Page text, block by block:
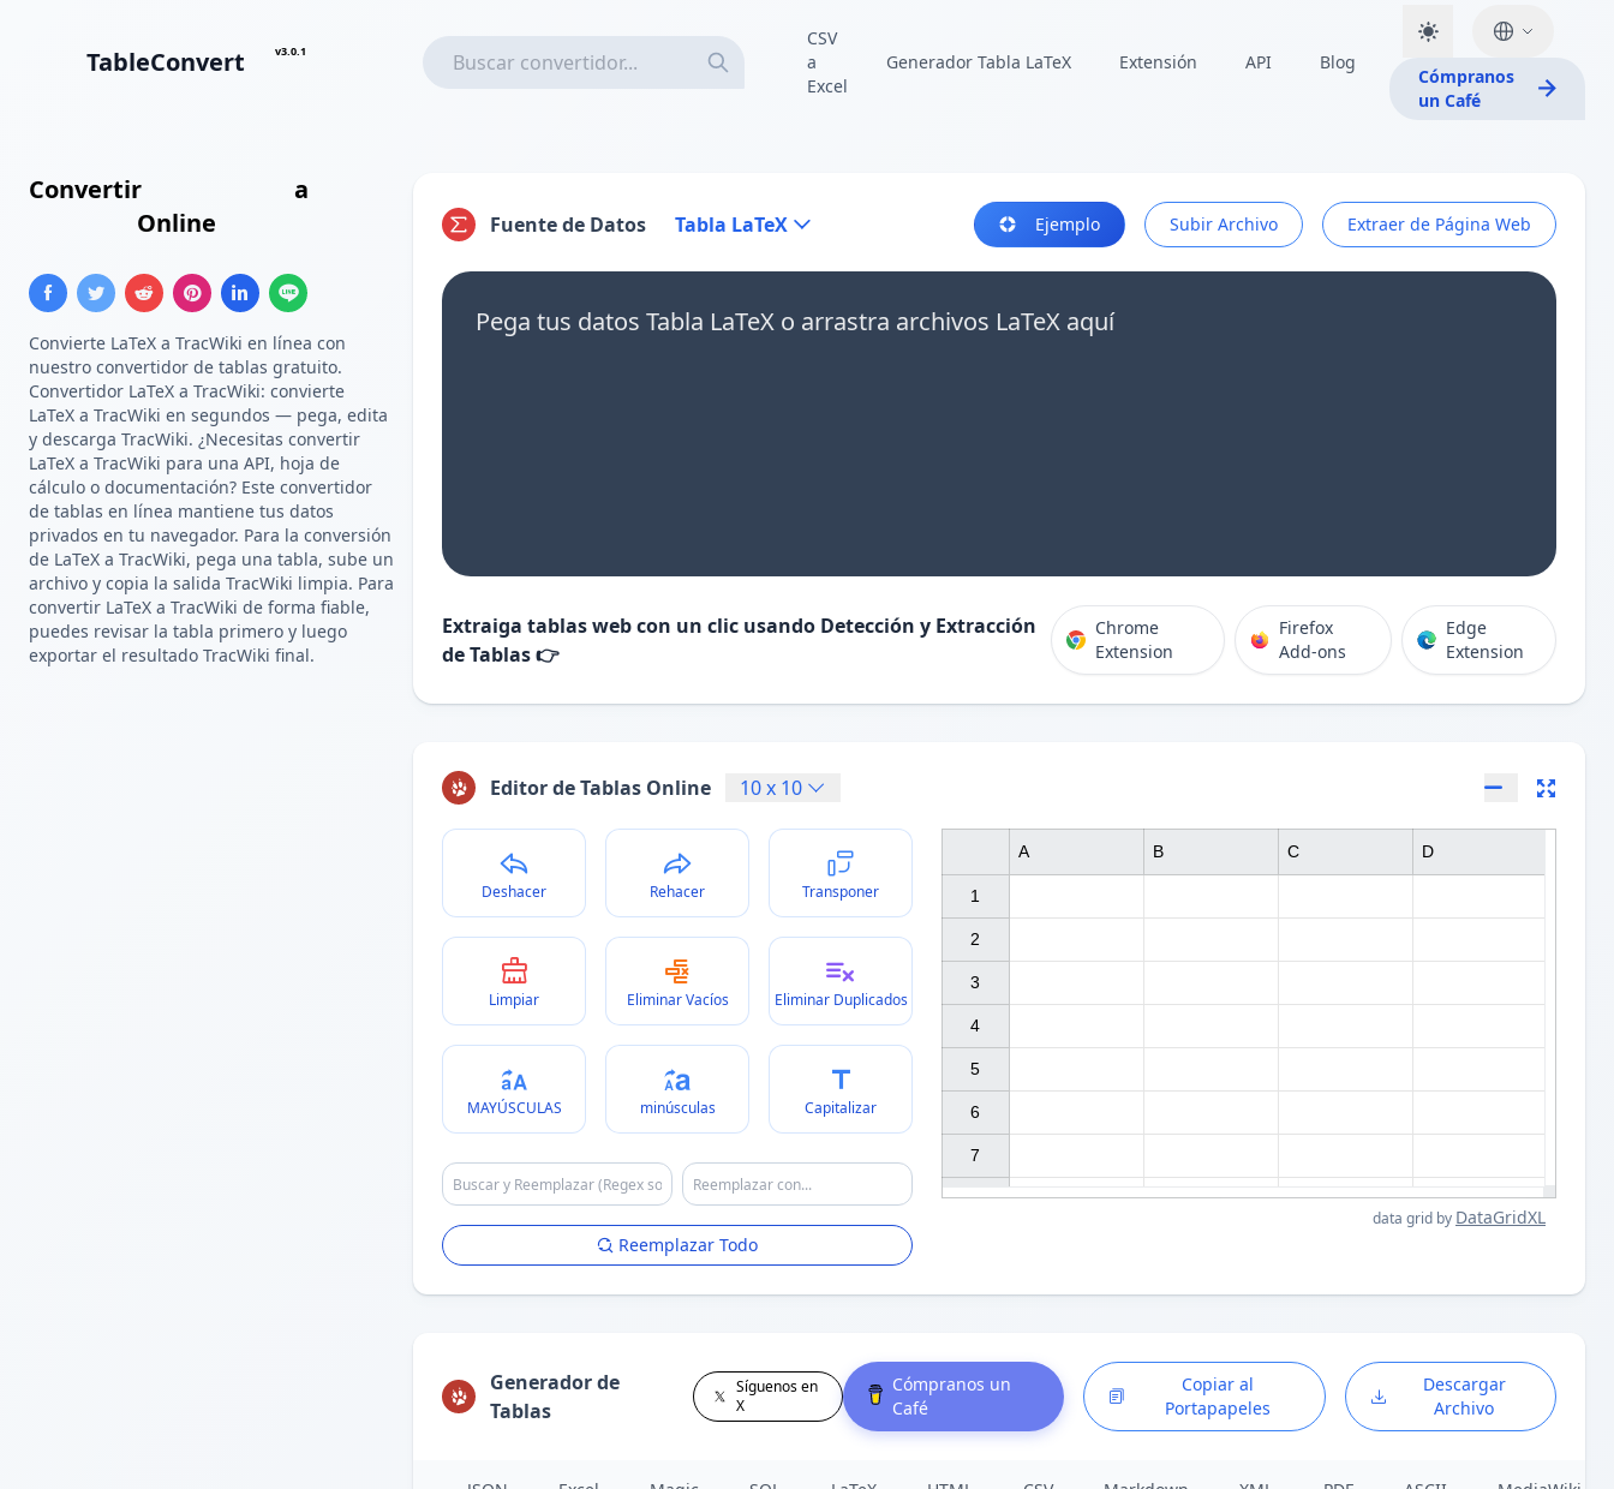
TableConvert v3.0.1
CSV
a
Excel
Generador Tabla LaTeX Extensión API Blog
Cómpranos
un Café
Convertir a
Online
Convierte LaTeX a TracWiki en línea con
nuestro convertidor de tablas gratuito.
Convertidor LaTeX a TracWiki: convierte
LaTeX a TracWiki en segundos — pega, edita
y descarga TracWiki. ¿Necesitas convertir
LaTeX a TracWiki para una API, hoja de
cálculo o documentación? Este convertidor
de tablas en línea mantiene tus datos
privados en tu navegador. Para la conversión
de LaTeX a TracWiki, pega una tabla, sube un
archivo y copia la salida TracWiki limpia. Para
convertir LaTeX a TracWiki de forma fiable,
puedes revisar la tabla primero y luego
exportar el resultado TracWiki final.
Fuente de Datos Tabla LaTeX Ejemplo Subir Archivo Extraer de Página Web
Pega tus datos Tabla LaTeX o arrastra archivos LaTeX aquí
Extraiga tablas web con un clic usando Detección y Extracción
de Tablas 👉
Chrome
Extension
Firefox
Add-ons
Edge
Extension
Editor de Tablas Online 10x 10
Deshacer Rehacer Transponer
Limpiar Eliminar Vacíos Eliminar Duplicados
MAYÚSCULAS minúsculas Capitalizar
Reemplazar Todo
1
2
3
4
5
6
7
A B C D
data grid by DataGridXL
Generador de
Tablas
Síguenos en
X
Cómpranos un
Café
Copiar al
Portapapeles
Descargar
Archivo